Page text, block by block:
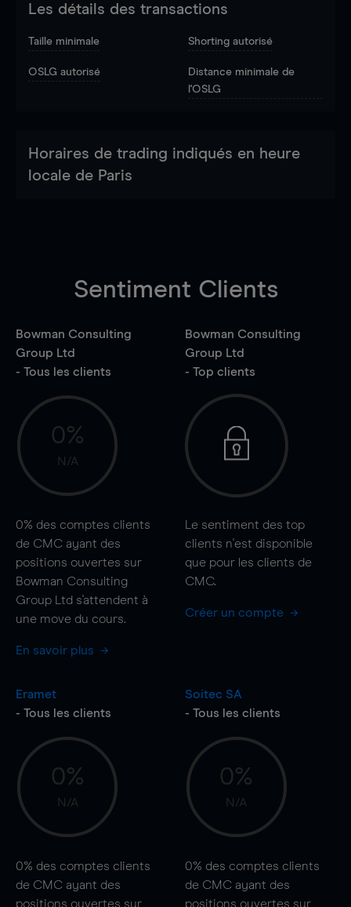
Les détails des transactions
Taille minimale Shorting autorisé
OSLG autorisé
Distance minimale de
l'OSLG
Horaires de trading indiqués en heure
locale de Paris
Sentiment Clients
Bowman Consulting
Group Ltd
- Tous les clients
0%
N/A
0% des comptes clients
de CMC ayant des
positions ouvertes sur
Bowman Consulting
Group Ltd s'attendent à
une move du cours.
En savoir plus
Bowman Consulting
Group Ltd
- Top clients
Le sentiment des top
clients n'est disponible
que pour les clients de
CMC.
Créer un compte
Eramet
- Tous les clients
0%
N/A
0% des comptes clients
de CMC ayant des
positions ouvertes sur
Soitec SA
- Tous les clients
0%
N/A
0% des comptes clients
de CMC ayant des
positions ouvertes sur